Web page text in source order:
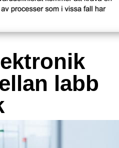
labb